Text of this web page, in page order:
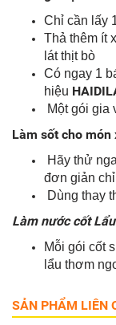
Chỉ cần lấy
Thả thêm ít
lát thịt bò
Có ngay 1
hiệu
Một gói gia
Làm sốt cho món
Hãy thử
đơn giản
Dùng thay
Làm nước cốt Lẩu
Mỗi gói cốt
lẩu thơm
SẢN PHẨM LIÊN